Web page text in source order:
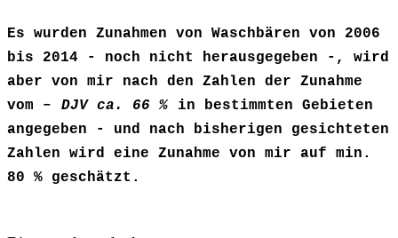
Es wurden Zunahmen von Waschbären von 2006
bis 2014 - noch nicht herausgegeben -, wird
aber von mir nach den Zahlen der Zunahme
vom –
DJV ca. 66 %
in bestimmten Gebieten
angegeben - und nach bisherigen gesichteten
Zahlen wird eine Zunahme von mir auf min.
80 % geschätzt.